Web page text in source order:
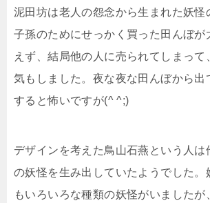
泥田坊は老人の怨念から生まれた妖怪
子孫のためにせっかく買った田んぼが
えず、結局他の人に売られてしまって
気もしました。夜な夜な田んぼから出
すると怖いですが(^ ^;)
デザインを考えた鳥山石燕という人は
の妖怪を生み出していたようでした。
もいろいろな種類の妖怪がいましたが